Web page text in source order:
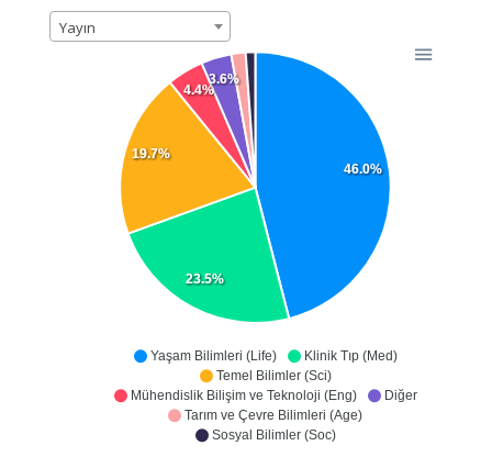
Yayın
Yaşam Bilimleri (Life)
Klinik Tıp (Med)
Temel Bilimler (Sci)
Mühendislik Bilişim ve Teknoloji (Eng)
Diğer
Tarım ve Çevre Bilimleri (Age)
Sosyal Bilimler (Soc)
46.0%
23.5%
19.7%
4.4%
3.6%